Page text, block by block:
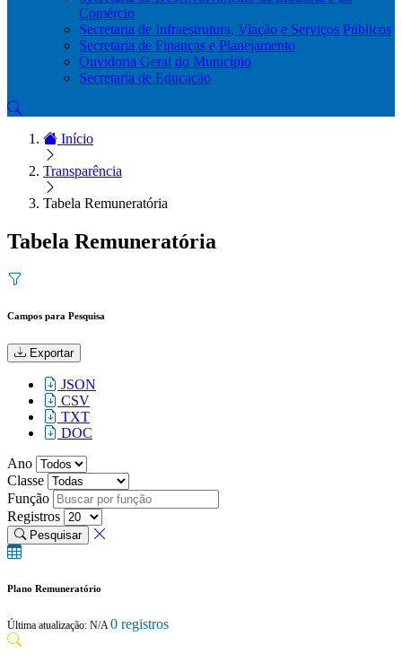
Comércio
Secretaria de Infraestrutura, Viação e Serviços Públicos
Secretaria de Finanças e Planejamento
Ouvidoria Geral do Município
Secretaria de Educação
Início
Transparência
Tabela Remuneratória
Tabela Remuneratória
Campos para Pesquisa
Exportar
JSON
CSV
TXT
DOC
Ano
Classe
Função
Registros
Pesquisar
Plano Remuneratório
Última atualização: N/A 0 registros